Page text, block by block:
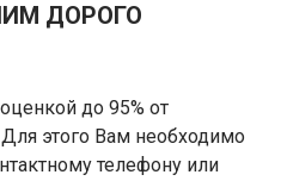
ДОРОГО
до 95% от
этого Вам необходимо
телефону или